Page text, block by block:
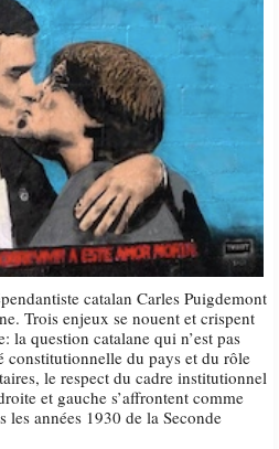
catalan Carles Puigdemont
Trois enjeux se nouent et crispent
question catalane qui n’est pas
constitutionnelle du pays et du rôle
le respect du cadre institutionnel
et gauche s’affrontent comme
années 1930 de la Seconde